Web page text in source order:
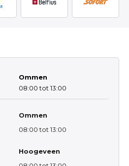
Ommen
08:00 tot 13:00
Ommen
08:00 tot 13:00
Hoogeveen